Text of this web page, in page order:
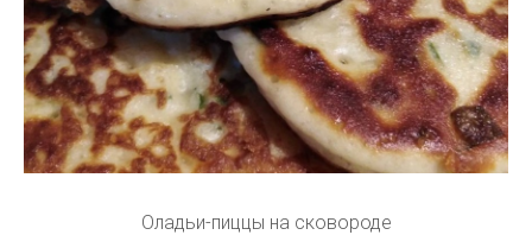
Оладьи-пиццы на сковороде